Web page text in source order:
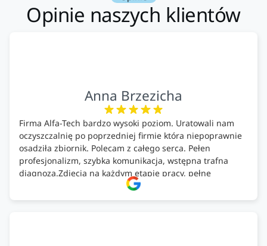
Opinie naszych klientów
Anna Brzezicha
Firma Alfa-Tech bardzo wysoki poziom. Uratowali nam
oczyszczalnię po poprzedniej firmie która niepoprawnie
osadziła zbiornik. Polecam z całego serca. Pełen
profesjonalizm, szybka komunikacja, wstępna trafna
diagnoza.Zdjęcia na każdym etapie pracy, pełne
doradztwo.Dobrze wyszkoleni i znający się na rzeczy.
Podsumowując ekipa na wysokim poziomie, rzetelna.